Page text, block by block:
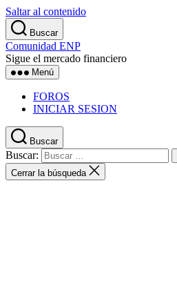
Saltar al contenido
Buscar
Comunidad ENP
Sigue el mercado financiero
Menú
FOROS
INICIAR SESION
Buscar
Buscar:
Cerrar la búsqueda